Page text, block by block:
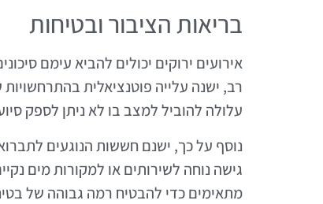
בריאות הציבור ובטיחות
אירועים ירוקים יכולים להביא עימם
רב, ישנה עלייה פוטנציאלית בהתרחשויות
עלולה להוביל למצב בו לא ניתן לספק
נוסף על כך, ישנם חששות הנוגעים
גישה נוחה לשירותים או למקורות מים
מתאימים כדי להבטיח רמה גבוהה של